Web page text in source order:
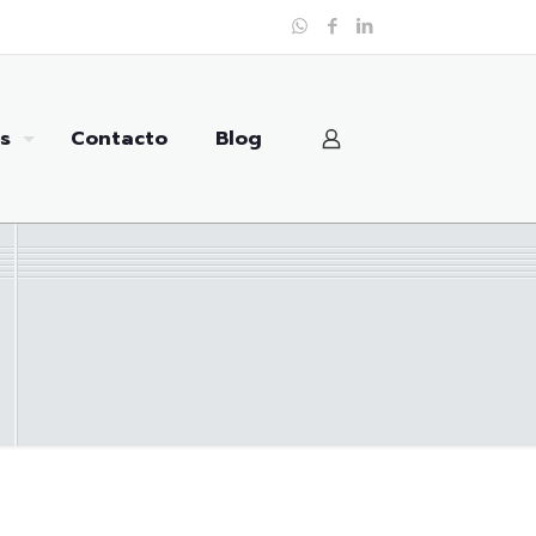
Contacto Blog